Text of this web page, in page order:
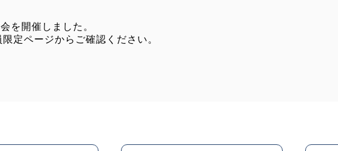
を開催しました。
定ページからご確認ください。